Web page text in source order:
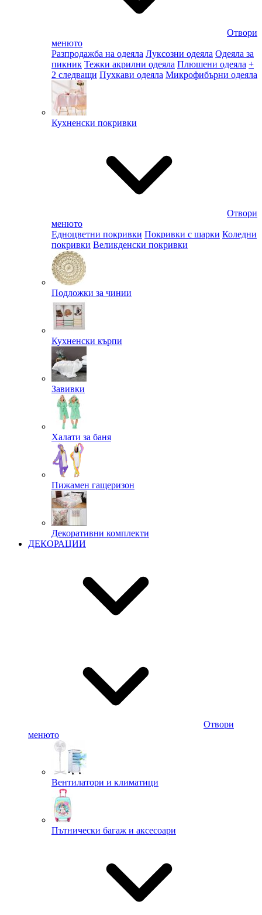
Отвори
менюто
Разпродажба на одеяла Луксозни одеяла Одеяла за
пикник Тежки акрилни одеяла Плюшени одеяла +
2 следващи Пухкави одеяла Микрофибърни одеяла
Кухненски покривки
Отвори
менюто
Едноцветни покривки Покривки с шарки Коледни
покривки Великденски покривки
Подложки за чинии
Кухненски кърпи
Завивки
Халати за баня
Пижамен гащеризон
Декоративни комплекти
ДЕКОРАЦИИ
Отвори
менюто
Вентилатори и климатици
Пътнически багаж и аксесоари